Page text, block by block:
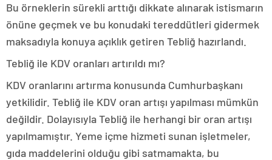
Bu örneklerin sürekli arttığı dikkate alınarak istismarın
önüne geçmek ve bu konudaki tereddütleri gidermek
maksadıyla konuya açıklık getiren Tebliğ hazırlandı.
Tebliğ ile KDV oranları artırıldı mı?
KDV oranlarını artırma konusunda Cumhurbaşkanı
yetkilidir. Tebliğ ile KDV oran artışı yapılması mümkün
değildir. Dolayısıyla Tebliğ ile herhangi bir oran artışı
yapılmamıştır. Yeme içme hizmeti sunan işletmeler,
gıda maddelerini olduğu gibi satmamakta, bu